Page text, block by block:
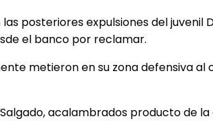
posteriores expulsiones del juvenil
el banco por reclamar.
metieron en su zona defensiva al
acalambrados producto de